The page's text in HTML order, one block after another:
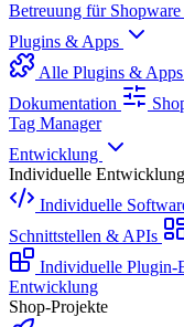
Betreuung für Shopware
Plugins & Apps
Alle Plugins & Apps
Dokumentation
Tag Manager
Entwicklung
Individuelle Entwicklung
Individuelle
Schnittstellen & APIs
Individuelle Plugin-
Entwicklung
Shop-Projekte